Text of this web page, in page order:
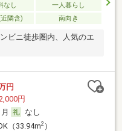
なし
一人暮らし
隣含) 南向き
ビニ徒歩圏内、人気のエ
円
円
なし
（33.94m2）